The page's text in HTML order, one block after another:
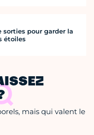
sorties pour garder la
étoiles
mais qui valent le